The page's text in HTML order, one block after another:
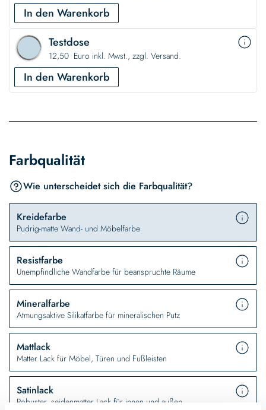
In den Warenkorb
Testdose
12,50 Euro inkl. Mwst., zzgl. Versand.
In den Warenkorb
Farbqualität
Wie unterscheidet sich die Farbqualität?
Kreidefarbe
Pudrig-matte Wand- und Möbelfarbe
Resistfarbe
Unempfindliche Wandfarbe für beanspruchte Räume
Mineralfarbe
Atmungsaktive Silikatfarbe für mineralischen Putz
Mattlack
Matter Lack für Möbel, Türen und Fußleisten
Satinlack
Robuster, seidenmatter Lack für innen und außen